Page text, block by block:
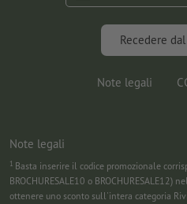
Recedere
Note legali
Note legali
1 Basta inserire il codice promozionale
BROCHURESALE10 o
ottenere uno sconto sull'intera categoria